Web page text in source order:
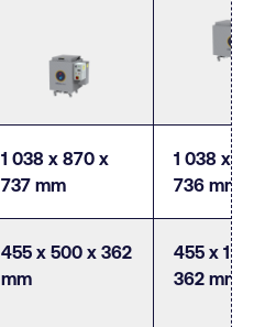
1 038 x 870 x
737 mm
1 038 x
736 mm
455 x 500 x 362
mm
455 x 1
362 mm